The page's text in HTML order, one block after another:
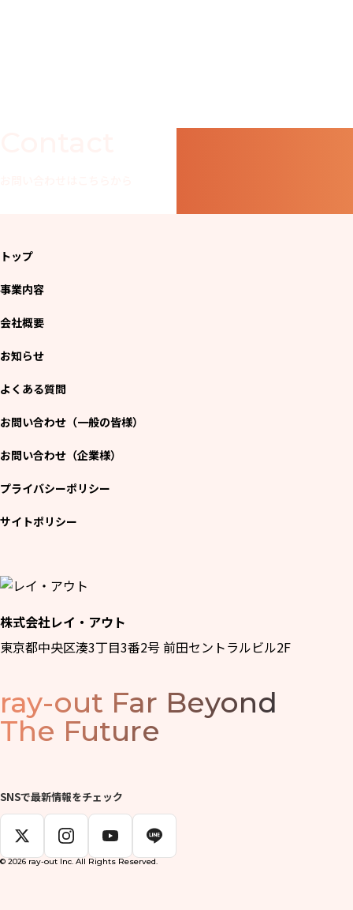
株式会社レイ・アウト
東京都中央区湊3丁目3番2号 前田セントラルビル2F
トップ
事業内容
会社概要
お知らせ
よくある質問
お問い合わせ（一般の皆様）
お問い合わせ（企業様）
プライバシーポリシー
サイトポリシー
ray-out Far Beyond
The Future
SNSで最新情報をチェック
© 2026 ray-out Inc. All Rights Reserved.